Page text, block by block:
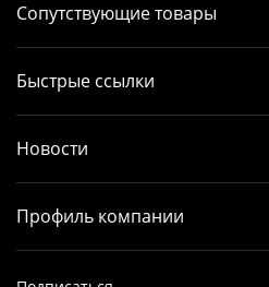
Сопутствующие товары
Быстрые ссылки
Новости
Профиль компании